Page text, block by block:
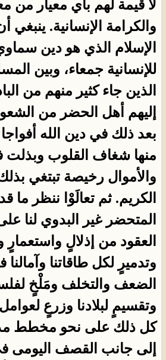
لا قيمة لهم بأي معيار من
والكرامة الإنسانية. ينبغي
الإسلام الذي هو دين
للإنسانية جمعاء، وبين
الذين جاء كثير منهم من
إليهم أهل الحضر من
بعد ذلك في دين الله
منها شغاف القلوب وبذلت
والأموال رخيصة تبتغي
الكريم. ثم تعالَوْا ننظر ما
المتحضر غير البدوي لنا
العقود من إذلالٍ واستعمارٍ
وتدميرٍ لكل طاقاتنا
الضعف والتخلف ومَلْخٍ
وتقسيمٍ لبلادنا وزرعٍ لعوامل
كل ذلك على نحو مخطط
إلى جانب القصف اليومى